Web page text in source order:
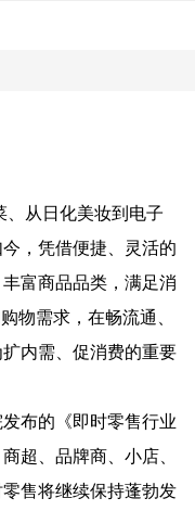
、从日化美妆到电子
，凭借便捷、灵活的
富商品品类，满足消
物需求，在畅流通、
内需、促消费的重要
布的《即时零售行业
超、品牌商、小店、
售将继续保持蓬勃发